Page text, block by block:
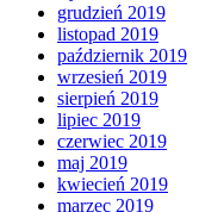
grudzień 2019
listopad 2019
październik 2019
wrzesień 2019
sierpień 2019
lipiec 2019
czerwiec 2019
maj 2019
kwiecień 2019
marzec 2019